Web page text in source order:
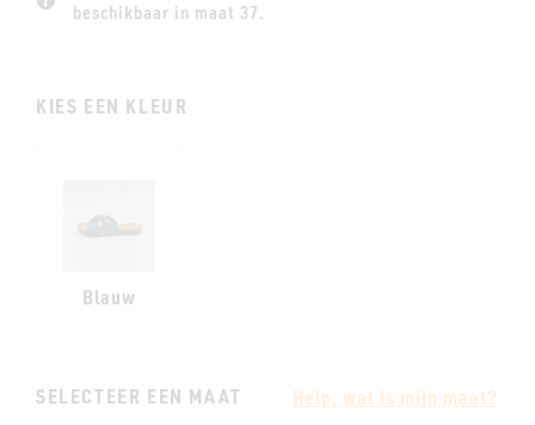
beschikbaar in maat 37.
KIES EEN KLEUR
Blauw
SELECTEER EEN MAAT Help, wat is mijn maat?